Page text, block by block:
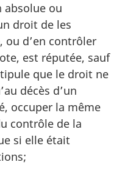
absolue ou
droit de les
ou d’en contrôler
est réputée, sauf
que le droit ne
décès d’un
occuper la même
contrôle de la
si elle était